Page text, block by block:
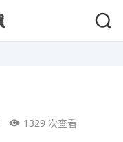
1329 次查看